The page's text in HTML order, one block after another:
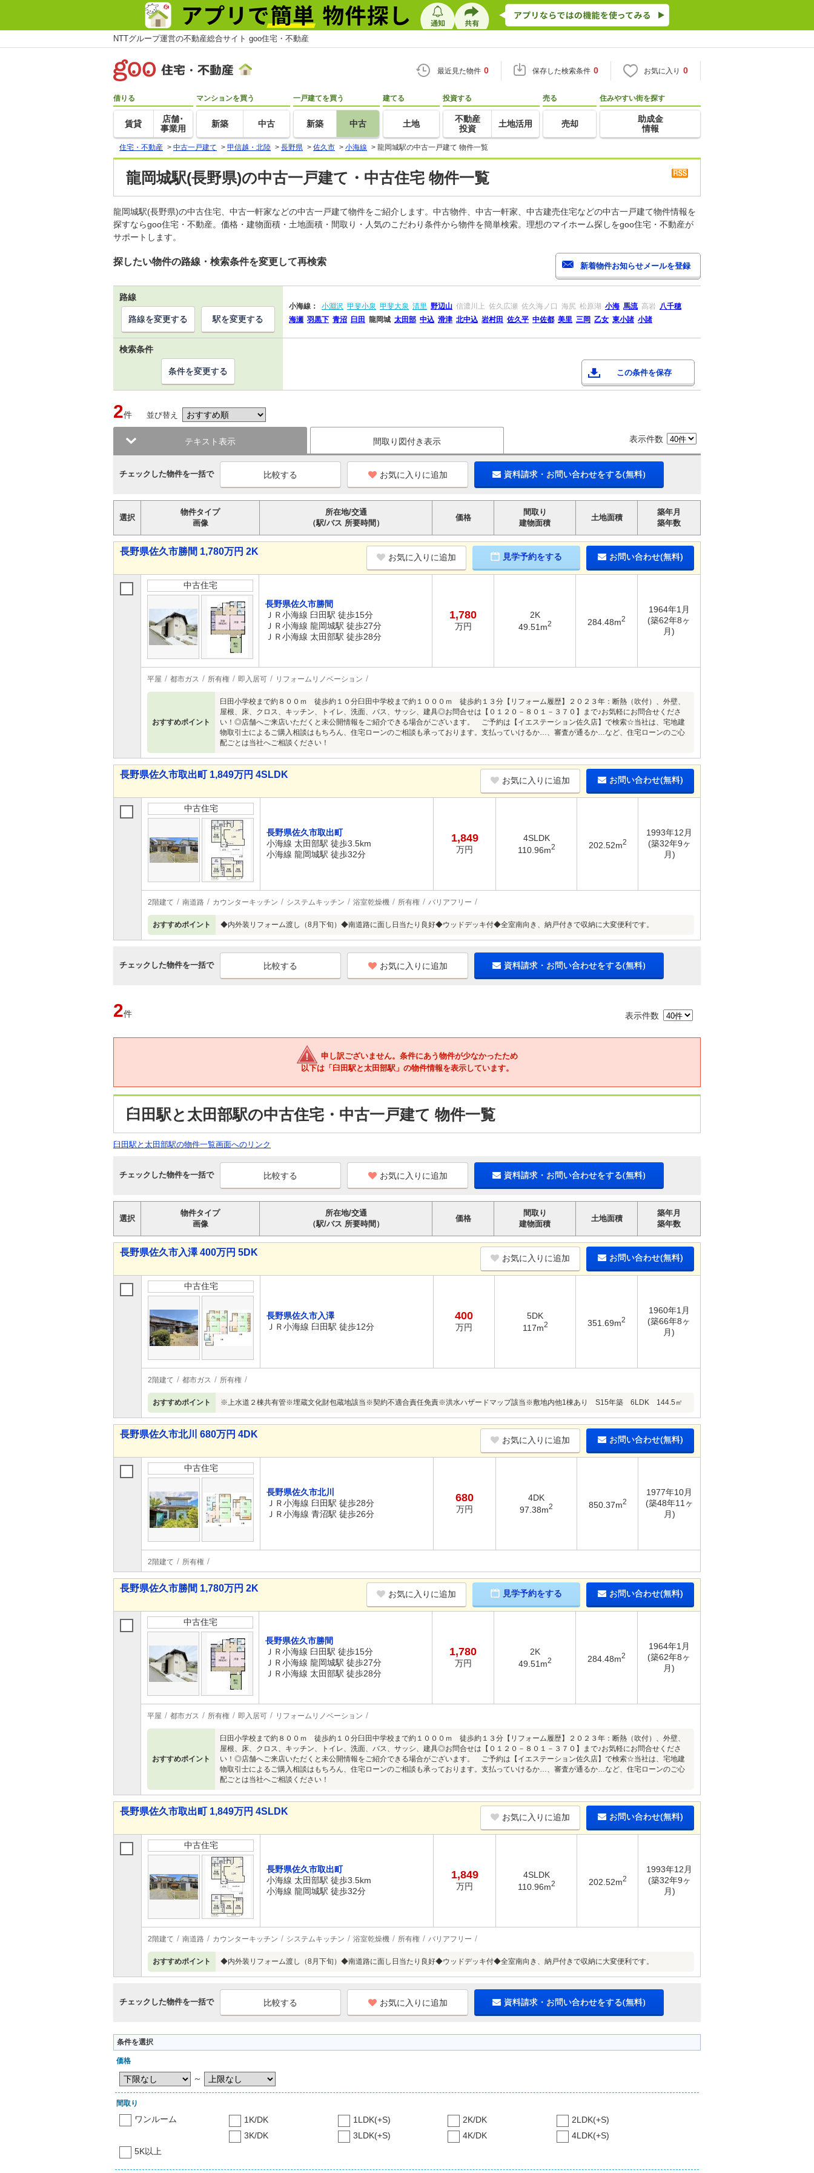
NTTグループ運営の不動産総合サイト goo住宅・不動産
最近見た物件 0 保存した検索条件 0 お気に入り 0
借りる
賃貸
店舗･
事業用
マンションを買う
新築 中古
一戸建てを買う
新築 中古
建てる
土地
投資する
不動産
投資
土地活用
売る
売却
住みやすい街を探す
助成金
情報
住宅・不動産 > 中古一戸建て > 甲信越・北陸 > 長野県 > 佐久市 > 小海線 > 龍岡城駅の中古一戸建て 物件一覧
龍岡城駅(長野県)の中古一戸建て・中古住宅 物件一覧
龍岡城駅(長野県)の中古住宅、中古一軒家などの中古一戸建て物件をご紹介します。中古物件、中古一軒家、中古建売住宅などの中古一戸建て物件情報を
探すならgoo住宅・不動産。価格・建物面積・土地面積・間取り・人気のこだわり条件から物件を簡単検索。理想のマイホーム探しをgoo住宅・不動産が
サポートします。
探したい物件の路線・検索条件を変更して再検索
路線
小海線： 小淵沢 甲斐小泉 甲斐大泉 清里 野辺山 信濃川上 佐久広瀬 佐久海ノ口 海尻 松原湖 小海 馬流 高岩 八千穂
海瀬 羽黒下 青沼 臼田 龍岡城 太田部 中込 滑津 北中込 岩村田 佐久平 中佐都 美里 三岡 乙女 東小諸 小諸
路線を変更する 駅を変更する
検索条件
この条件を保存
条件を変更する
2件 並び替え
テキスト表示 間取り図付き表示 表示件数
チェックした物件を一括で お気に入りに追加 資料請求・お問い合わせをする(無料)
選択
物件タイプ
画像
所在地/交通
（駅/バス 所要時間）
価格
間取り
建物面積
土地面積
築年月
築年数
長野県佐久市勝間 1,780万円 2K
お気に入りに追加 見学予約をする お問い合わせ(無料)
中古住宅
長野県佐久市勝間
ＪＲ小海線 臼田駅 徒歩15分
ＪＲ小海線 龍岡城駅 徒歩27分
ＪＲ小海線 太田部駅 徒歩28分
1,780
万円
2K
49.51m2 284.48m2
1964年1月
(築62年8ヶ
月)
平屋 都市ガス 所有権 即入居可 リフォームリノベーション
おすすめポイント
臼田小学校まで約８００ｍ 徒歩約１０分臼田中学校まで約１０００ｍ 徒歩約１３分【リフォーム履歴】２０２３年：断熱（吹付）、外壁、
屋根、床、クロス、キッチン、トイレ、洗面、バス、サッシ、建具◎お問合せは【０１２０－８０１－３７０】まで♪お気軽にお問合せくださ
い！◎店舗へご来店いただくと未公開情報をご紹介できる場合がございます。 ご予約は【イエステーション佐久店】で検索☆当社は、宅地建
物取引士によるご購入相談はもちろん、住宅ローンのご相談も承っております。支払っていけるか…、審査が通るか…など、住宅ローンのご心
配ごとは当社へご相談ください！
長野県佐久市取出町 1,849万円 4SLDK
お気に入りに追加 お問い合わせ(無料)
中古住宅
長野県佐久市取出町
小海線 太田部駅 徒歩3.5km
小海線 龍岡城駅 徒歩32分
1,849
万円
4SLDK
110.96m2 202.52m2
1993年12月
(築32年9ヶ
月)
2階建て 南道路 カウンターキッチン システムキッチン 浴室乾燥機 所有権 バリアフリー
おすすめポイント ◆内外装リフォーム渡し（8月下旬）◆南道路に面し日当たり良好◆ウッドデッキ付◆全室南向き、納戸付きで収納に大変便利です。
チェックした物件を一括で お気に入りに追加 資料請求・お問い合わせをする(無料)
2件 表示件数
申し訳ございません。条件にあう物件が少なかったため
以下は「臼田駅と太田部駅」の物件情報を表示しています。
臼田駅と太田部駅の中古住宅・中古一戸建て 物件一覧
臼田駅と太田部駅の物件一覧画面へのリンク
チェックした物件を一括で お気に入りに追加 資料請求・お問い合わせをする(無料)
選択
物件タイプ
画像
所在地/交通
（駅/バス 所要時間）
価格
間取り
建物面積
土地面積
築年月
築年数
長野県佐久市入澤 400万円 5DK
お気に入りに追加 お問い合わせ(無料)
中古住宅
長野県佐久市入澤
ＪＲ小海線 臼田駅 徒歩12分
400
万円
5DK
117m2 351.69m2
1960年1月
(築66年8ヶ
月)
2階建て 都市ガス 所有権
おすすめポイント ※上水道２棟共有管※埋蔵文化財包蔵地該当※契約不適合責任免責※洪水ハザードマップ該当※敷地内他1棟あり S15年築 6LDK 144.5㎡
長野県佐久市北川 680万円 4DK
お気に入りに追加 お問い合わせ(無料)
中古住宅
長野県佐久市北川
ＪＲ小海線 臼田駅 徒歩28分
ＪＲ小海線 青沼駅 徒歩26分
680
万円
4DK
97.38m2 850.37m2
1977年10月
(築48年11ヶ
月)
2階建て 所有権
長野県佐久市勝間 1,780万円 2K
お気に入りに追加 見学予約をする お問い合わせ(無料)
中古住宅
長野県佐久市勝間
ＪＲ小海線 臼田駅 徒歩15分
ＪＲ小海線 龍岡城駅 徒歩27分
ＪＲ小海線 太田部駅 徒歩28分
1,780
万円
2K
49.51m2 284.48m2
1964年1月
(築62年8ヶ
月)
平屋 都市ガス 所有権 即入居可 リフォームリノベーション
おすすめポイント
臼田小学校まで約８００ｍ 徒歩約１０分臼田中学校まで約１０００ｍ 徒歩約１３分【リフォーム履歴】２０２３年：断熱（吹付）、外壁、
屋根、床、クロス、キッチン、トイレ、洗面、バス、サッシ、建具◎お問合せは【０１２０－８０１－３７０】まで♪お気軽にお問合せくださ
い！◎店舗へご来店いただくと未公開情報をご紹介できる場合がございます。 ご予約は【イエステーション佐久店】で検索☆当社は、宅地建
物取引士によるご購入相談はもちろん、住宅ローンのご相談も承っております。支払っていけるか…、審査が通るか…など、住宅ローンのご心
配ごとは当社へご相談ください！
長野県佐久市取出町 1,849万円 4SLDK
お気に入りに追加 お問い合わせ(無料)
中古住宅
長野県佐久市取出町
小海線 太田部駅 徒歩3.5km
小海線 龍岡城駅 徒歩32分
1,849
万円
4SLDK
110.96m2 202.52m2
1993年12月
(築32年9ヶ
月)
2階建て 南道路 カウンターキッチン システムキッチン 浴室乾燥機 所有権 バリアフリー
おすすめポイント ◆内外装リフォーム渡し（8月下旬）◆南道路に面し日当たり良好◆ウッドデッキ付◆全室南向き、納戸付きで収納に大変便利です。
チェックした物件を一括で お気に入りに追加 資料請求・お問い合わせをする(無料)
条件を選択
価格
～
間取り
ワンルーム 1K/DK 1LDK(+S) 2K/DK
2LDK(+S)
3K/DK
3LDK(+S) 4K/DK
4LDK(+S)
5K以上